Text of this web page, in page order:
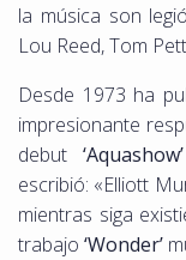
la música son
Lou Reed, Tom
Desde 1973 ha
impresionante
debut ‘Aquashow’
escribió: «Elliott
mientras siga
trabajo ‘Wonder’